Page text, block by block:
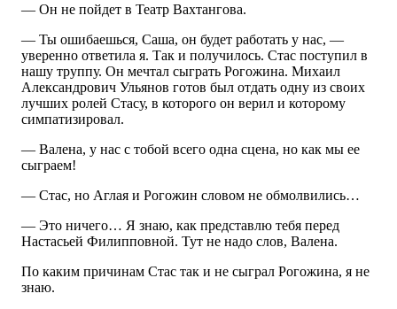
— Он не пойдет в Театр Вахтангова.
— Ты ошибаешься, Саша, он будет работать у нас, —
уверенно ответила я. Так и получилось. Стас поступил в
нашу труппу. Он мечтал сыграть Рогожина. Михаил
Александрович Ульянов готов был отдать одну из своих
лучших ролей Стасу, в которого он верил и которому
симпатизировал.
— Валена, у нас с тобой всего одна сцена, но как мы ее
сыграем!
— Стас, но Аглая и Рогожин словом не обмолвились…
— Это ничего… Я знаю, как представлю тебя перед
Настасьей Филипповной. Тут не надо слов, Валена.
По каким причинам Стас так и не сыграл Рогожина, я не
знаю.